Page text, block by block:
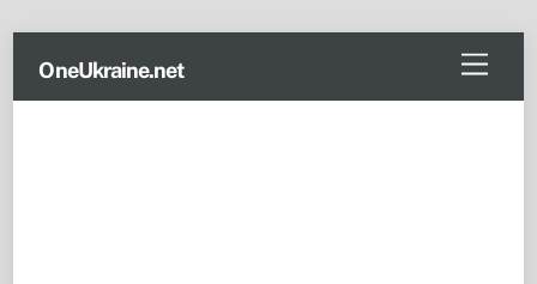
content
Menu
OneUkraine.net